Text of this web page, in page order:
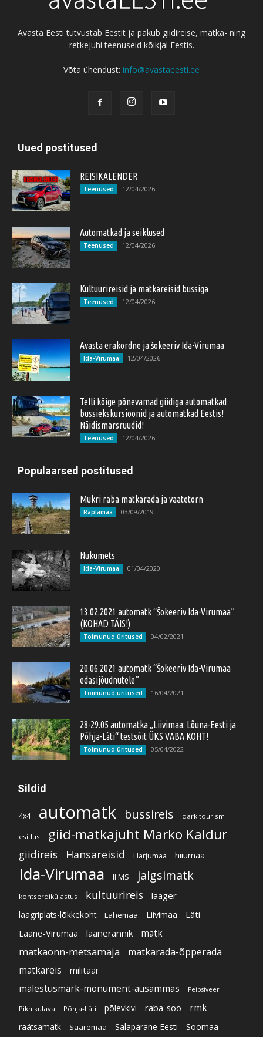
Avasta Eesti tutvustab Eestit ja pakub giidireise, matka- ning
retkejuhi teenuseid kõikjal Eestis.
Võta ühendust: info@avastaeesti.ee
Uued postitused
REISIKALENDER
Teenused 12/04/2026
Automatkad ja seiklused
Teenused 12/04/2026
Kultuurireisid ja matkareisid bussiga
Teenused 12/04/2026
Avasta erakordne ja šokeeriv Ida-Virumaa
Ida-Virumaa 12/04/2026
Telli kõige põnevamad giidiga automatkad
bussiekskursioonid ja automatkad Eestis!
Näidismarsruudid!
Teenused 12/04/2026
Populaarsed postitused
Mukri raba matkarada ja vaatetorn
Raplamaa 03/09/2019
Nukumets
Ida-Virumaa 01/04/2020
13.02.2021 automatk “Šokeeriv Ida-Virumaa”
(KOHAD TÄIS!)
Toimunud üritused 04/02/2021
20.06.2021 automatk “Šokeeriv Ida-Virumaa
edasijõudnutele”
Toimunud üritused 16/04/2021
28-29.05 automatka „Liivimaa: Lõuna-Eesti ja
Põhja-Läti“ testsõit ÜKS VABA KOHT!
Toimunud üritused 05/04/2022
Sildid
4x4 automatk bussireis dark tourism
esitlus giid-matkajuht Marko Kaldur
giidireis Hansareisid Harjumaa hiiumaa
Ida-Virumaa II MS jalgsimatk
kontserdikülastus kultuurireis laager
laagriplats-lõkkekoht Lahemaa Liivimaa
Läti
Lääne-Virumaa
läänerannik matk
matkaonn-metsamaja matkarada-õpperada
matkareis militaar
mälestusmärk-monument-ausammas Peipsiveer
Piknikulava Põhja-Läti põlevkivi raba-soo rmk
räätsamatk Saaremaa Salapärane Eesti Soomaa